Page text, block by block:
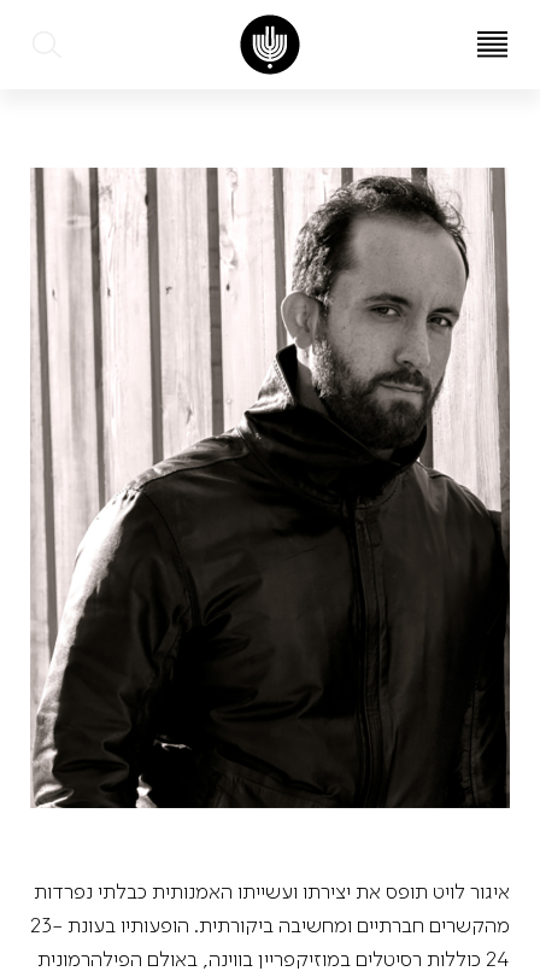
איגור לויט תופס את יצירתו ועשייתו האמנותית כבלתי נפרדות
מהקשרים חברתיים ומחשיבה ביקורתית. הופעותיו בעונת 23-
24 כוללות רסיטלים במוזיקפריין בווינה, באולם הפילהרמונית